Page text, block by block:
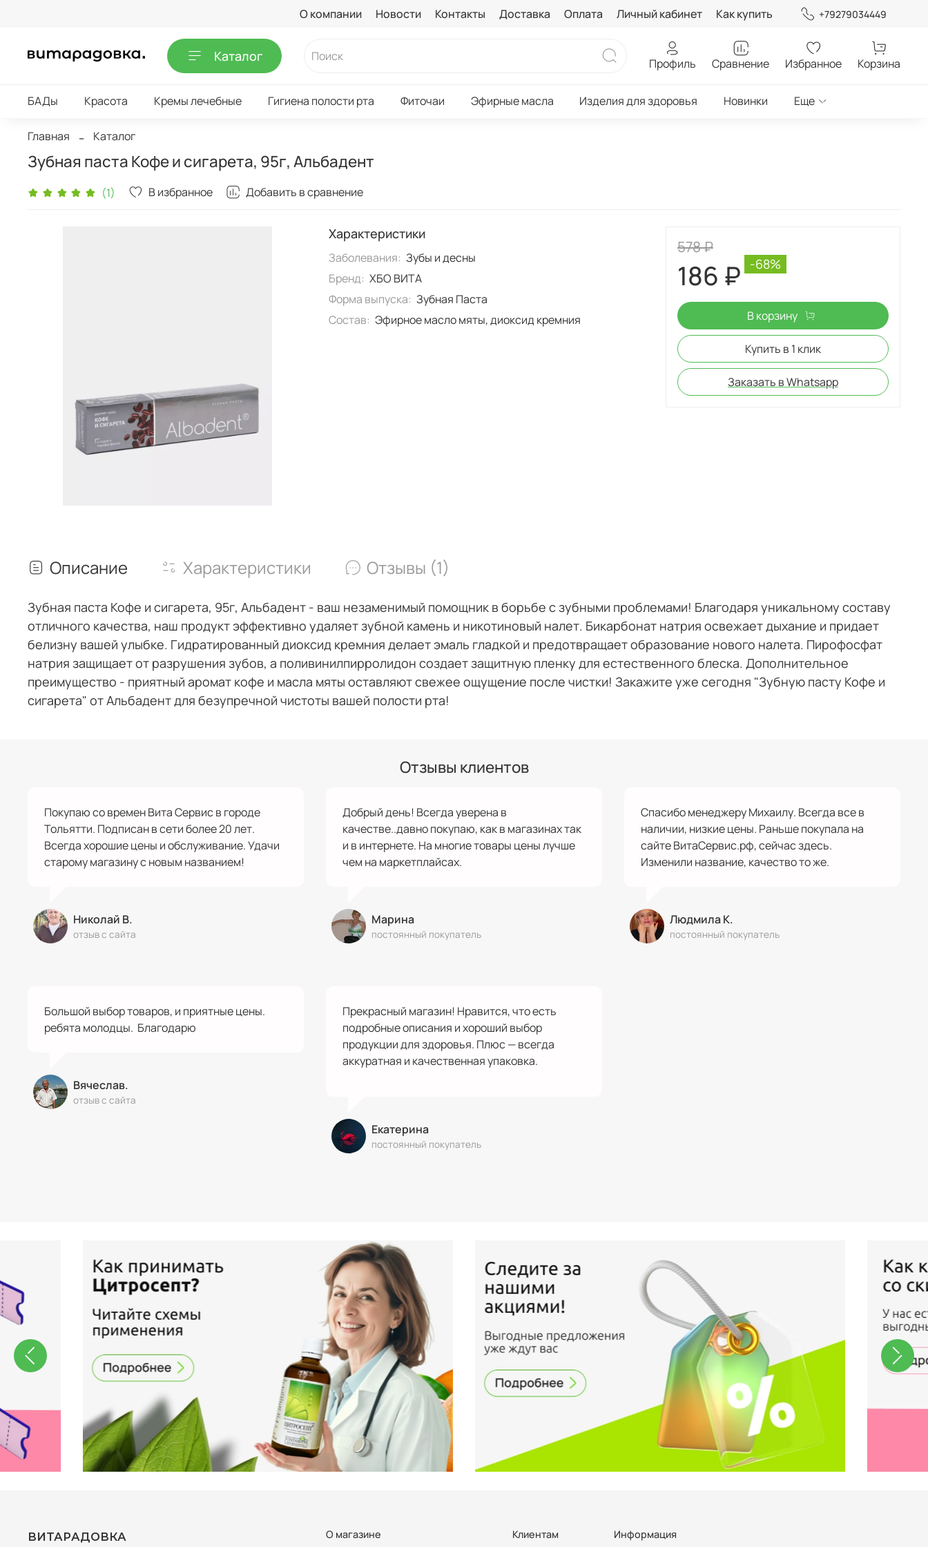
О компании Новости Контакты Доставка Оплата Личный кабинет Как купить +79279034449
Каталог Профиль Сравнение Избранное Корзина
БАДы Красота Кремы лечебные Гигиена полости рта Фиточаи Эфирные масла Изделия для здоровья Новинки Еще
Главная Каталог
Зубная паста Кофе и сигарета, 95г, Альбадент
(1) В избранное Добавить в сравнение
Характеристики
Заболевания: Зубы и десны
Бренд: ХБО ВИТА
Форма выпуска: Зубная Паста
Состав:
Эфирное масло мяты, диоксид кремния
578 ₽
186 ₽ -68%
В корзину
Купить в 1 клик
Заказать в Whatsapp
Описание Характеристики Отзывы (1)
Зубная паста Кофе и сигарета, 95г, Альбадент - ваш незаменимый помощник в борьбе с зубными проблемами! Благодаря уникальному составу
отличного качества, наш продукт эффективно удаляет зубной камень и никотиновый налет. Бикарбонат натрия освежает дыхание и придает
белизну вашей улыбке. Гидратированный диоксид кремния делает эмаль гладкой и предотвращает образование нового налета. Пирофосфат
натрия защищает от разрушения зубов, а поливинилпирролидон создает защитную пленку для естественного блеска. Дополнительное
преимущество - приятный аромат кофе и масла мяты оставляют свежее ощущение после чистки! Закажите уже сегодня "Зубную пасту Кофе и
сигарета" от Альбадент для безупречной чистоты вашей полости рта!
Отзывы клиентов
Покупаю со времен Вита Сервис в городе
Тольятти. Подписан в сети более 20 лет.
Всегда хорошие цены и обслуживание. Удачи
старому магазину с новым названием!
Николай В.
отзыв с сайта
Добрый день! Всегда уверена в
качестве..давно покупаю, как в магазинах так
и в интернете. На многие товары цены лучше
чем на маркетплайсах.
Марина
постоянный покупатель
Спасибо менеджеру Михаилу. Всегда все в
наличии, низкие цены. Раньше покупала на
сайте ВитаСервис.рф, сейчас здесь.
Изменили название, качество то же.
Людмила К.
постоянный покупатель
Большой выбор товаров, и приятные цены.
ребята молодцы. Благодарю
Вячеслав.
отзыв с сайта
Прекрасный магазин! Нравится, что есть
подробные описания и хороший выбор
продукции для здоровья. Плюс — всегда
аккуратная и качественная упаковка.
Екатерина
постоянный покупатель
О магазине Клиентам Информация
ВИТАРАДОВКА